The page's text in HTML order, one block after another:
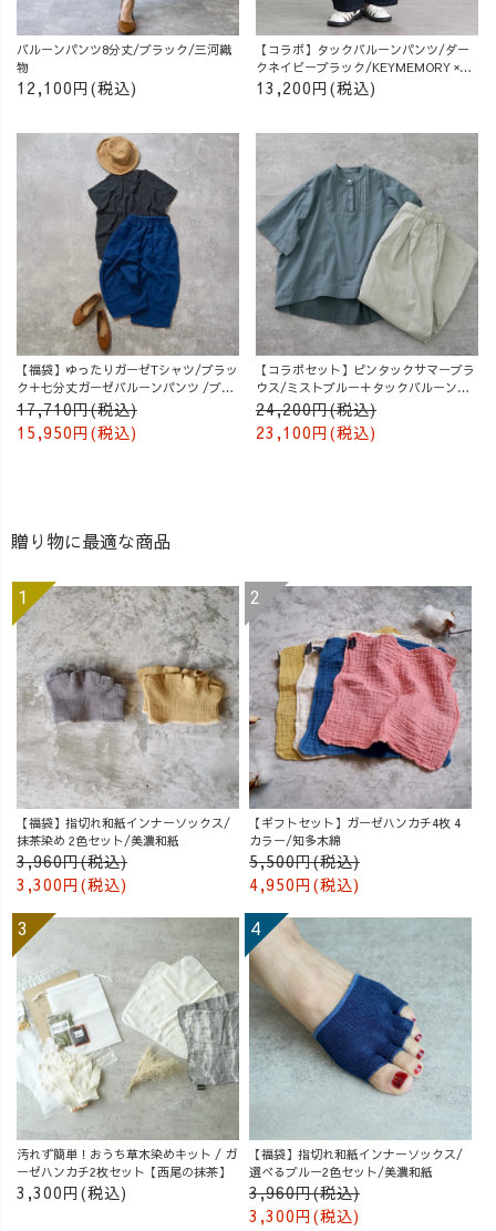
バルーンパンツ8分丈/ブラック/三河織
物
12,100円(税込)
【コラボ】タックバルーンパンツ/ダー
クネイビーブラック/KEYMEMORY ×
UZUiRO
13,200円(税込)
【福袋】ゆったりガーゼTシャツ/ブラッ
ク＋七分丈ガーゼバルーンパンツ /ブル
ー
17,710円(税込)
15,950円(税込)
【コラボセット】ピンタックサマーブラ
ウス/ミストブルー＋タックバルーンパ
ンツ/グレージュ
24,200円(税込)
23,100円(税込)
贈り物に最適な商品
【福袋】指切れ和紙インナーソックス/
抹茶染め 2色セット/美濃和紙
3,960円(税込)
3,300円(税込)
【ギフトセット】ガーゼハンカチ4枚 4
カラー/知多木綿
5,500円(税込)
4,950円(税込)
汚れず簡単！おうち草木染めキット / ガ
ーゼハンカチ2枚セット【西尾の抹茶】
3,300円(税込)
【福袋】指切れ和紙インナーソックス/
選べるブルー2色セット/美濃和紙
3,960円(税込)
3,300円(税込)